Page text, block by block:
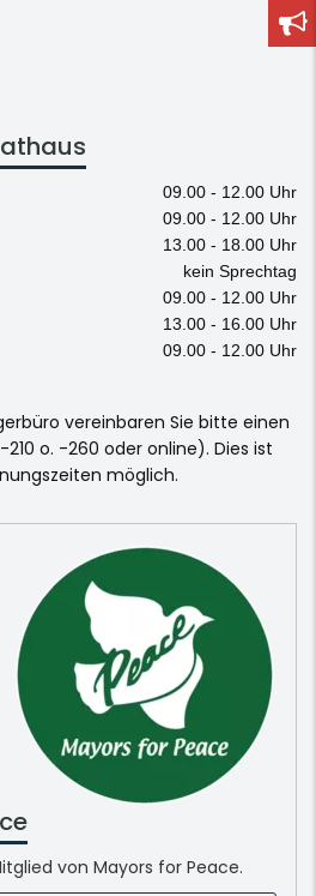
09.00 - 12.00 Uhr
09.00 - 12.00 Uhr
13.00 - 18.00 Uhr
kein Sprechtag
09.00 - 12.00 Uhr
13.00 - 16.00 Uhr
09.00 - 12.00 Uhr
vereinbaren Sie bitte einen
o. -260 oder online). Dies ist
möglich.
von Mayors for Peace.